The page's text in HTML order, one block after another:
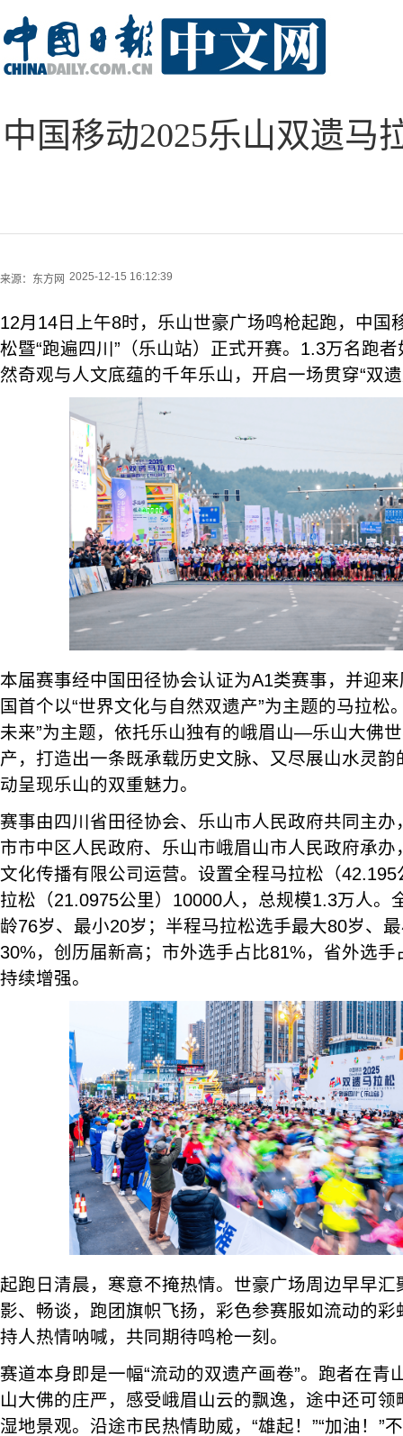
中国移动2025乐山双遗马
来源： 东方网 2025-12-15 16:12:39
12月14日上午8时，乐山世豪广场鸣枪起跑，中国
松暨“跑遍四川”（乐山站）正式开赛。1.3万名跑
然奇观与人文底蕴的千年乐山，开启一场贯穿“双
本届赛事经中国田径协会认证为A1类赛事，并迎
国首个以“世界文化与自然双遗产”为主题的马拉松
未来”为主题，依托乐山独有的峨眉山—乐山大佛
产，打造出一条既承载历史文脉、又尽展山水灵
动呈现乐山的双重魅力。
赛事由四川省田径协会、乐山市人民政府共同主
市市中区人民政府、乐山市峨眉山市人民政府承
文化传播有限公司运营。设置全程马拉松（
拉松（21.0975公里）10000人，总规模1.3万人。
龄76岁、最小20岁；半程马拉松选手最大80岁、
30%，创历届新高；市外选手占比81%，省外选
持续增强。
起跑日清晨，寒意不掩热情。世豪广场周边早早
影、畅谈，跑团旗帜飞扬，彩色参赛服如流动的
持人热情呐喊，共同期待鸣枪一刻。
赛道本身即是一幅“流动的双遗产画卷”。跑者在青
山大佛的庄严，感受峨眉山云的飘逸，途中还可
湿地景观。沿途市民热情助威，“雄起！”“加油！”